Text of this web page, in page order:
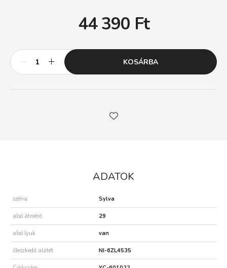
44 390 Ft
KOSÁRBA
ADATOK
széria Sylva
alsó átmérő 29
alsó lyuk van
illeszkedő alátét NI-6ZL4535